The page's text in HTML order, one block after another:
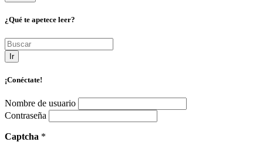
¿Qué te apetece leer?
Ir
¡Conéctate!
Nombre de usuario
Contraseña
Captcha *